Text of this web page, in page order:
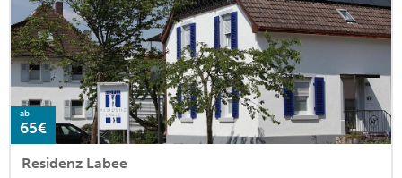
ab
65€
Residenz Labee